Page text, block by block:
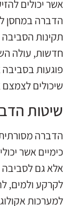
אשר יכולים
הדברה במחסן
תקינות
חדשות, עולה
פוגעות בסביבה
שיכולים
שיטות
הדברה
כימיים אשר
אלא גם לסביבה
לקרקע ולמים,
למערכות